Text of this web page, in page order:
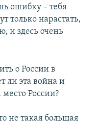
ошибку – тебя
только нарастать,
и здесь очень
о России в
ли эта война и
России?
не такая большая